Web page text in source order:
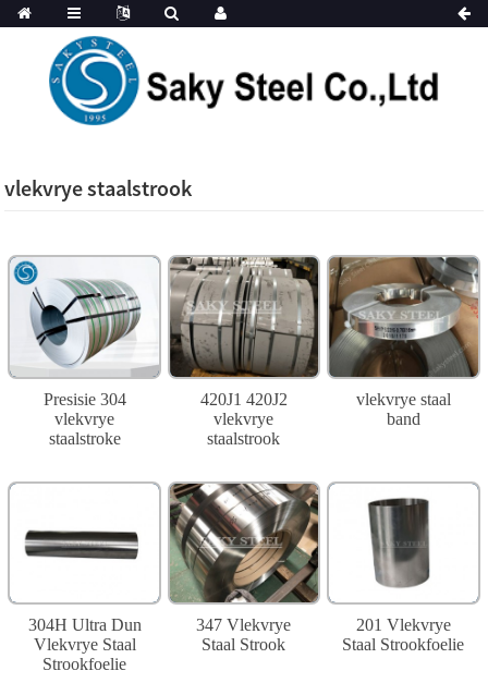
vlekvrye staalstrook
Presisie 304
vlekvrye
staalstroke
420J1 420J2
vlekvrye
staalstrook
vlekvrye staal
band
304H Ultra Dun
Vlekvrye Staal
Strookfoelie
347 Vlekvrye
Staal Strook
201 Vlekvrye
Staal Strookfoelie